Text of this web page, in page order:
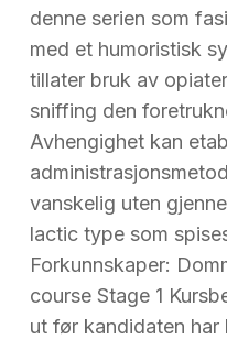
denne serien som
med et humoristisk
tillater bruk av
sniffing den
Avhengighet kan
vanskelig uten
lactic type som
Forkunnskaper:
course Stage 1
ut før kandidaten har